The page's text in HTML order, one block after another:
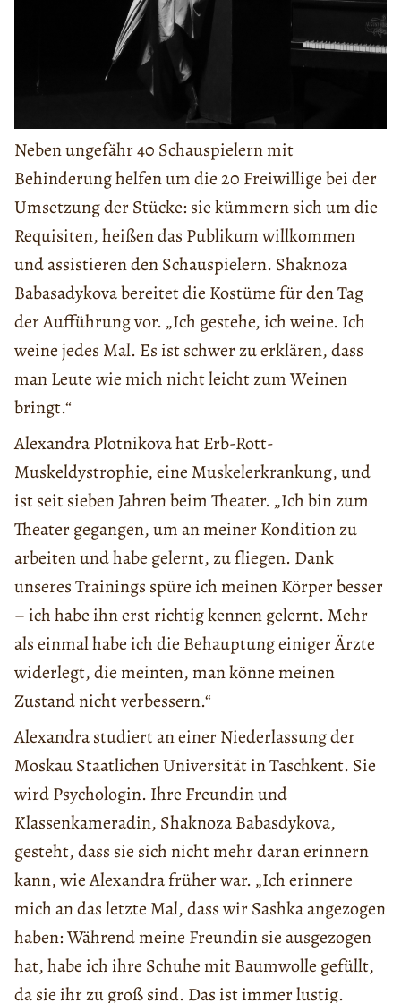
Neben ungefähr 40 Schauspielern mit
Behinderung helfen um die 20 Freiwillige bei der
Umsetzung der Stücke: sie kümmern sich um die
Requisiten, heißen das Publikum willkommen
und assistieren den Schauspielern. Shaknoza
Babasadykova bereitet die Kostüme für den Tag
der Aufführung vor. „Ich gestehe, ich weine. Ich
weine jedes Mal. Es ist schwer zu erklären, dass
man Leute wie mich nicht leicht zum Weinen
bringt.“
Alexandra Plotnikova hat Erb-Rott-
Muskeldystrophie, eine Muskelerkrankung, und
ist seit sieben Jahren beim Theater. „Ich bin zum
Theater gegangen, um an meiner Kondition zu
arbeiten und habe gelernt, zu fliegen. Dank
unseres Trainings spüre ich meinen Körper besser
– ich habe ihn erst richtig kennen gelernt. Mehr
als einmal habe ich die Behauptung einiger Ärzte
widerlegt, die meinten, man könne meinen
Zustand nicht verbessern.“
Alexandra studiert an einer Niederlassung der
Moskau Staatlichen Universität in Taschkent. Sie
wird Psychologin. Ihre Freundin und
Klassenkameradin, Shaknoza Babasdykova,
gesteht, dass sie sich nicht mehr daran erinnern
kann, wie Alexandra früher war. „Ich erinnere
mich an das letzte Mal, dass wir Sashka angezogen
haben: Während meine Freundin sie ausgezogen
hat, habe ich ihre Schuhe mit Baumwolle gefüllt,
da sie ihr zu groß sind. Das ist immer lustig.